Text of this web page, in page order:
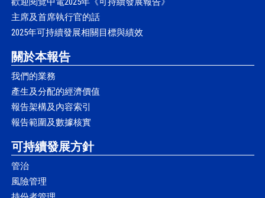
詳情請參閱《年報》：
詳情請參閱《年報》：
詳情請參閱《年報》：
詳情請參閱《年報》：
詳情請參閱《可持續發展報告》：
詳情請參閱《年報》：
詳情請參閱《年報》：
詳情請參閱《可持續發展報告》：
詳情請參閱《可持續發展報告》：
主席及首席執行官的話
2025年可持續發展相關目標與績效
關於本報告
我們的業務
產生及分配的經濟價值
報告架構及內容索引
報告範圍及數據核實
可持續發展方針
管治
風險管理